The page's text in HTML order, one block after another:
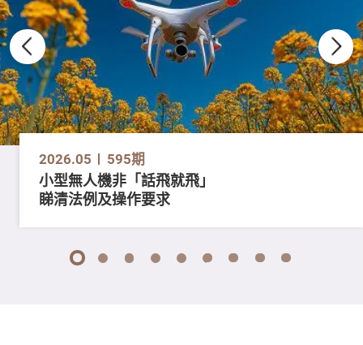
2026.05 595期
小型無人機非「話飛就飛」
睇清法例及操作要求
1 2 3 4 5 6 7 8 9